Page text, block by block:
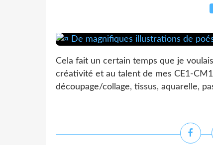
Cela fait un certain temps que je
créativité et au talent de mes CE1-
découpage/collage, tissus, aquarelle,